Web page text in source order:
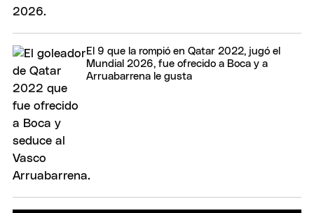
El 9 que la rompió en Qatar 2022, jugó el
Mundial 2026, fue ofrecido a Boca y a
Arruabarrena le gusta